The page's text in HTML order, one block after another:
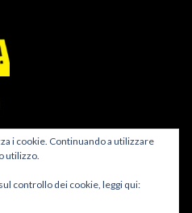
i cookie. Continuando a utilizzare
utilizzo.
controllo dei cookie, leggi qui: